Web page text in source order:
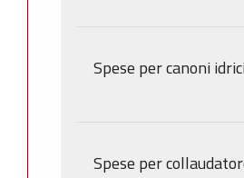
Spese per canoni
Spese per